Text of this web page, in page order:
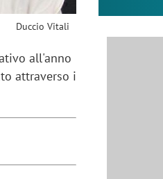
Duccio Vitali
all'anno
attraverso i